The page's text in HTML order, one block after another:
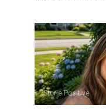
Storie Positive